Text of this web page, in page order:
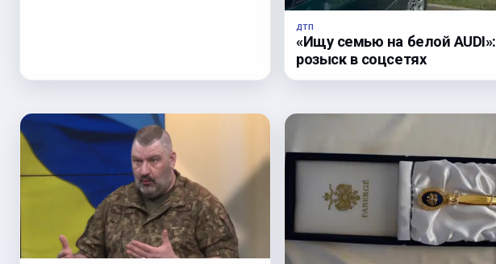
ДТП
«Ищу семью на белой AUDI»:
розыск в соцсетях